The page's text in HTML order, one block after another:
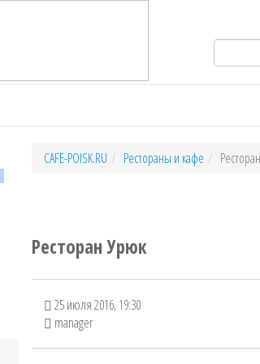
CAFE-POISK.RU Рестораны и кафе
Ресторан Урюк
25 июля 2016, 19:30
manager